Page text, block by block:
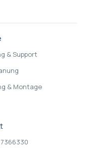
& Support
& Montage